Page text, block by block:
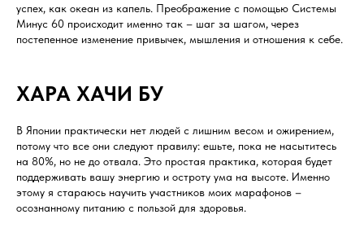
успех, как океан из капель. Преображение с помощью Системы
Минус 60 происходит именно так – шаг за шагом, через
постепенное изменение привычек, мышления и отношения к себе.
ХАРА ХАЧИ БУ
В Японии практически нет людей с лишним весом и ожирением,
потому что все они следуют правилу: ешьте, пока не насытитесь
на 80%, но не до отвала. Это простая практика, которая будет
поддерживать вашу энергию и остроту ума на высоте. Именно
этому я стараюсь научить участников моих марафонов –
осознанному питанию с пользой для здоровья.